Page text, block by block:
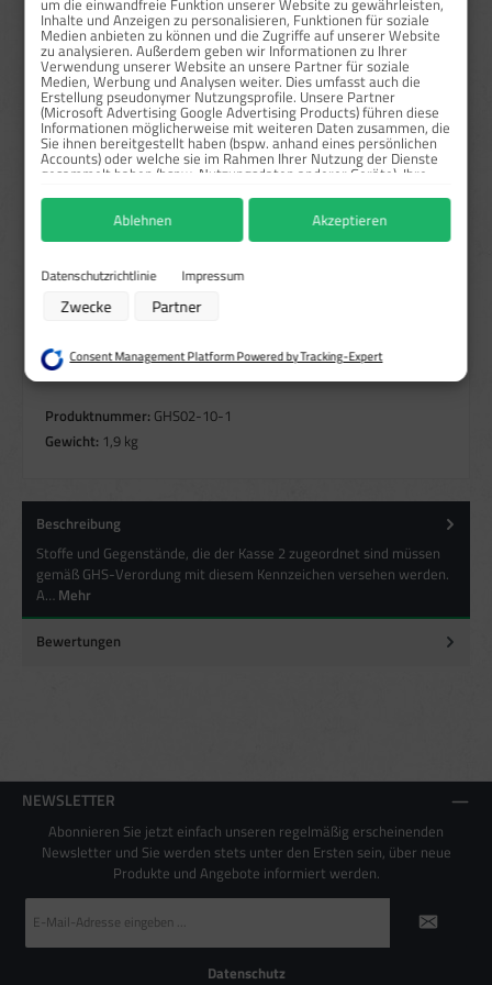
ab50 31,20 €* 37,5 %
Preise exkl. MwSt. zzgl. Versandkosten
Sofort verfügbar, Lieferzeit: 1-3 Tage
Größeauswählen
2,5x2,5 cm
5x5 cm
10x10 cm
auswählen
Haftfolie gem. BS-5609/Rollen
Haftpapier/Rollen
Produkt Anzahl: Gib den gewünschten Wert ein oder benutze die Schaltflächen um die Anzahl zu
Rolle / 1000 Stk.
Höhere Mengen anfragen
Produktnummer: GHS02-10-1
Gewicht: 1,9 kg
Beschreibung
Stoffe und Gegenstände, die der Kasse 2 zugeordnet sind müssen
gemäß GHS-Verordung mit diesem Kennzeichen versehen werden.
A… Mehr
Bewertungen
NEWSLETTER
Abonnieren Sie jetzt einfach unseren regelmäßig erscheinenden
Newsletter und Sie werden stets unter den Ersten sein, über neue
Produkte und Angebote informiert werden.
Mail-
*
Datenschutz
um die einwandfreie Funktion unserer Website zu gewährleisten,
Inhalte und Anzeigen zu personalisieren, Funktionen für soziale
Medien anbieten zu können und die Zugriffe auf unserer Website
zu analysieren. Außerdem geben wir Informationen zu Ihrer
Verwendung unserer Website an unsere Partner für soziale
Medien, Werbung und Analysen weiter. Dies umfasst auch die
Erstellung pseudonymer Nutzungsprofile. Unsere Partner
(Microsoft Advertising Google Advertising Products) führen diese
Informationen möglicherweise mit weiteren Daten zusammen, die
Sie ihnen bereitgestellt haben (bspw. anhand eines persönlichen
Accounts) oder welche sie im Rahmen Ihrer Nutzung der Dienste
gesammelt haben (bspw. Nutzungsdaten anderer Geräte). Ihre
jederzeit widerrufen, indem Sie auf den Datenschutz-Button links
unten klicken und dort die entsprechenden Anpassungen
vornehmen.
Zwecke der Datenverarbeitung durch unsere Partner:
Verwendung reduzierter Daten zur Auswahl von Werbeanzeigen
Verwendung von Profilen zur Auswahl personalisierter Werbung
Erstellung von Profilen zur Personalisierung von Inhalten
Verwendung von Profilen zur Auswahl personalisierter Inhalte
Messung der Performance von Inhalten
Analyse von Zielgruppen durch Statistiken oder Kombinationen von Daten
aus verschiedenen Quellen
Besondere Features:
Verwendung genauer Standortdaten
Endgeräteeigenschaften zur Identifikation aktiv abfragen
Datenschutzrichtlinie Impressum
Zwecke Partner
Ablehnen Akzeptieren
Consent Management Platform Powered by Tracking-Expert